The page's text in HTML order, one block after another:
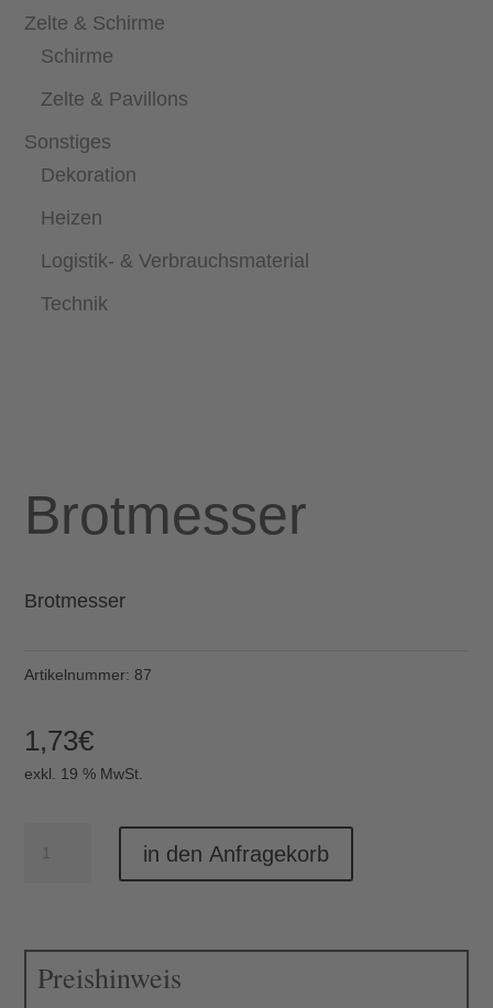
Zelte & Schirme
Schirme
Zelte & Pavillons
Sonstiges
Dekoration
Heizen
Logistik- & Verbrauchsmaterial
Technik
Brotmesser
Brotmesser
Artikelnummer:87
1,73€
exkl. 19 % MwSt.
in den Anfragekorb
Preishinweis